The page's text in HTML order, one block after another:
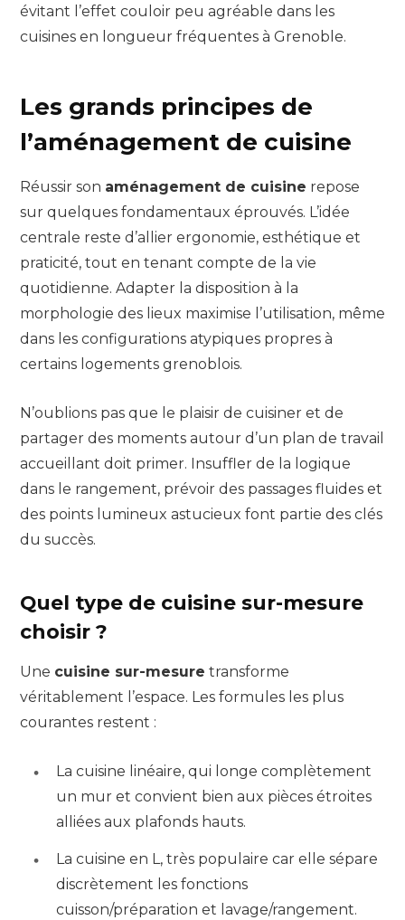
évitant l’effet couloir peu agréable dans les
cuisines en longueur fréquentes à Grenoble.
Les grands principes de
l’aménagement de cuisine
Réussir son aménagement de cuisine repose
sur quelques fondamentaux éprouvés. L’idée
centrale reste d’allier ergonomie, esthétique et
praticité, tout en tenant compte de la vie
quotidienne. Adapter la disposition à la
morphologie des lieux maximise l’utilisation, même
dans les configurations atypiques propres à
certains logements grenoblois.
N’oublions pas que le plaisir de cuisiner et de
partager des moments autour d’un plan de travail
accueillant doit primer. Insuffler de la logique
dans le rangement, prévoir des passages fluides et
des points lumineux astucieux font partie des clés
du succès.
Quel type de cuisine sur-mesure
choisir ?
Une cuisine sur-mesure transforme
véritablement l’espace. Les formules les plus
courantes restent :
La cuisine linéaire, qui longe complètement
un mur et convient bien aux pièces étroites
alliées aux plafonds hauts.
La cuisine en L, très populaire car elle sépare
discrètement les fonctions
cuisson/préparation et lavage/rangement.